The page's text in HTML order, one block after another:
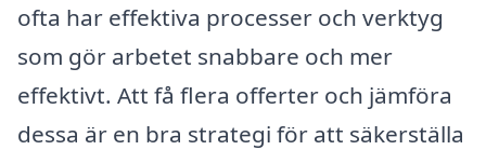
ofta har effektiva processer och verktyg
som gör arbetet snabbare och mer
effektivt. Att få flera offerter och jämföra
dessa är en bra strategi för att säkerställa